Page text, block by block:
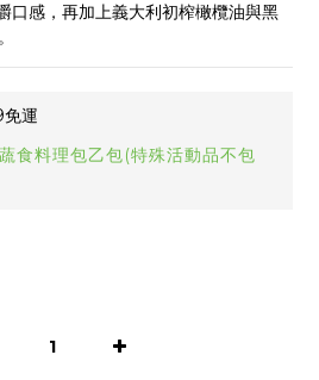
口感，再加上義大利初榨橄欖油與黑
運
食料理包乙包(特殊活動品不包